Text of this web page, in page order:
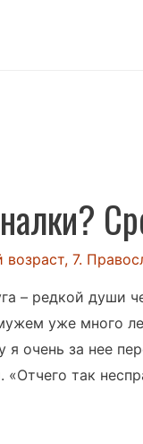
возраст, 7.
– редкой души
уже много
я очень за нее
так